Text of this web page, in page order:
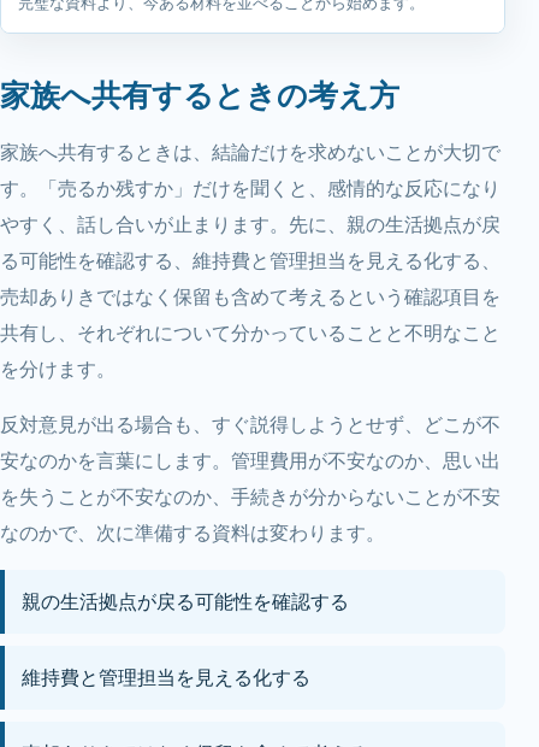
家族へ共有するときの考え方
家族へ共有するときは、結論だけを求めないことが大切で
す。「売るか残すか」だけを聞くと、感情的な反応になり
やすく、話し合いが止まります。先に、親の生活拠点が戻
る可能性を確認する、維持費と管理担当を見える化する、
売却ありきではなく保留も含めて考えるという確認項目を
共有し、それぞれについて分かっていることと不明なこと
を分けます。
反対意見が出る場合も、すぐ説得しようとせず、どこが不
安なのかを言葉にします。管理費用が不安なのか、思い出
を失うことが不安なのか、手続きが分からないことが不安
なのかで、次に準備する資料は変わります。
親の生活拠点が戻る可能性を確認する
維持費と管理担当を見える化する